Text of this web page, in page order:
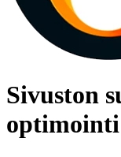
Sivuston
optimointi